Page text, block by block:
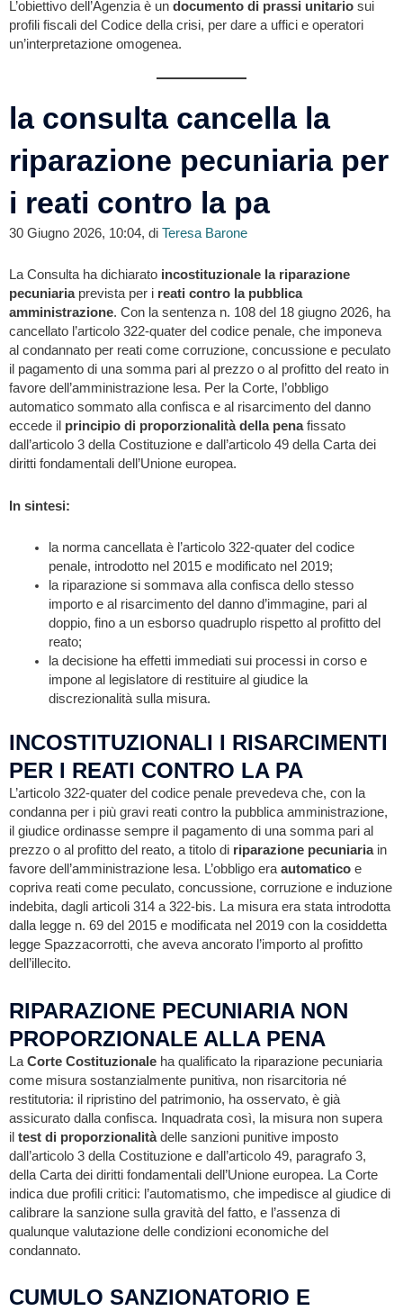
L’obiettivo dell’Agenzia è un documento di prassi unitario sui
profili fiscali del Codice della crisi, per dare a uffici e operatori
un’interpretazione omogenea.
la consulta cancella la
riparazione pecuniaria per
i reati contro la pa
30 Giugno 2026, 10:04, di Teresa Barone
La Consulta ha dichiarato incostituzionale la riparazione
pecuniariaprevista per i reati contro la pubblica
amministrazione. Con la sentenza n. 108 del 18 giugno 2026, ha
cancellato l’articolo 322-quater del codice penale, che imponeva
al condannato per reati come corruzione, concussione e peculato
il pagamento di una somma pari al prezzo o al profitto del reato in
favore dell’amministrazione lesa. Per la Corte, l’obbligo
automatico sommato alla confisca e al risarcimento del danno
eccede il principio di proporzionalità della penafissato
dall’articolo 3 della Costituzione e dall’articolo 49 della Carta dei
diritti fondamentali dell’Unione europea.
In sintesi:
la norma cancellata è l’articolo 322-quater del codice
penale, introdotto nel 2015 e modificato nel 2019;
la riparazione si sommava alla confisca dello stesso
importo e al risarcimento del danno d’immagine, pari al
doppio, fino a un esborso quadruplo rispetto al profitto del
reato;
la decisione ha effetti immediati sui processi in corso e
impone al legislatore di restituire al giudice la
discrezionalità sulla misura.
INCOSTITUZIONALI I RISARCIMENTI
PER I REATI CONTRO LA PA
L’articolo 322-quater del codice penale prevedeva che, con la
condanna per i più gravi reati contro la pubblica amministrazione,
il giudice ordinasse sempre il pagamento di una somma pari al
prezzo o al profitto del reato, a titolo di riparazione pecuniariain
favore dell’amministrazione lesa. L’obbligo era automatico e
copriva reati come peculato, concussione, corruzione e induzione
indebita, dagli articoli 314 a 322-bis. La misura era stata introdotta
dalla legge n. 69 del 2015 e modificata nel 2019 con la cosiddetta
legge Spazzacorrotti, che aveva ancorato l’importo al profitto
dell’illecito.
RIPARAZIONE PECUNIARIA NON
PROPORZIONALE ALLA PENA
La Corte Costituzionale ha qualificato la riparazione pecuniaria
come misura sostanzialmente punitiva, non risarcitoria né
restitutoria: il ripristino del patrimonio, ha osservato, è già
assicurato dalla confisca. Inquadrata così, la misura non supera
il test di proporzionalitàdelle sanzioni punitive imposto
dall’articolo 3 della Costituzione e dall’articolo 49, paragrafo 3,
della Carta dei diritti fondamentali dell’Unione europea. La Corte
indica due profili critici: l’automatismo, che impedisce al giudice di
calibrare la sanzione sulla gravità del fatto, e l’assenza di
qualunque valutazione delle condizioni economiche del
condannato.
CUMULO SANZIONATORIO E